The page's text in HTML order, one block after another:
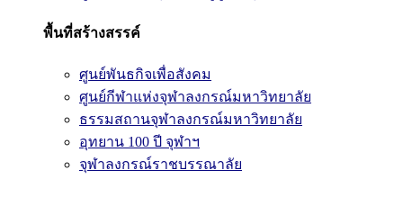
พื้นที่สร้างสรรค์
ศูนย์พันธกิจเพื่อสังคม
ศูนย์กีฬาแห่งจุฬาลงกรณ์มหาวิทยาลัย
ธรรมสถานจุฬาลงกรณ์มหาวิทยาลัย
อุทยาน 100 ปี จุฬาฯ
จุฬาลงกรณ์ราชบรรณาลัย